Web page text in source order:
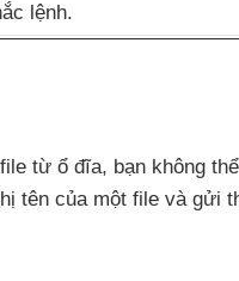
lệnh.
từ ổ đĩa, bạn không
tên của một file và gửi